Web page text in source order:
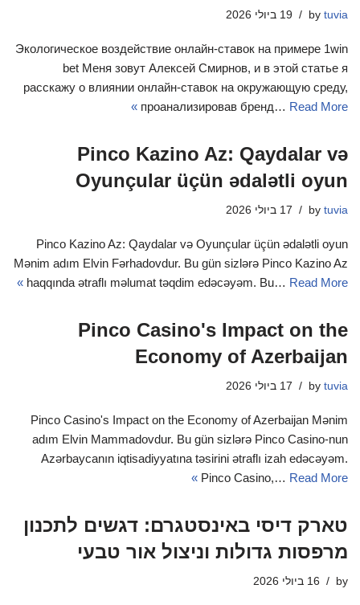
by tuvia 19 ביולי 2026
Экологическое воздействие онлайн-ставок на примере 1win
bet Меня зовут Алексей Смирнов, и в этой статье я
расскажу о влиянии онлайн-ставок на окружающую среду,
проанализировав бренд… Read More »
Pinco Kazino Az: Qaydalar və
Oyunçular üçün ədalətli oyun
by tuvia 17 ביולי 2026
Pinco Kazino Az: Qaydalar və Oyunçular üçün ədalətli oyun
Mənim adım Elvin Fərhadovdur. Bu gün sizlərə Pinco Kazino Az
haqqında ətraflı məlumat təqdim edəcəyəm. Bu… Read More »
Pinco Casino's Impact on the
Economy of Azerbaijan
by tuvia 17 ביולי 2026
Pinco Casino's Impact on the Economy of Azerbaijan Mənim
adım Elvin Mammadovdur. Bu gün sizlərə Pinco Casino-nun
Azərbaycanın iqtisadiyyatına təsirini ətraflı izah edəcəyəm.
Pinco Casino,… Read More »
טארק דיסי באינסטגרם: דגשים לתכנון
מרפסות גדולות וניצול אור טבעי
by 16 ביולי 2026